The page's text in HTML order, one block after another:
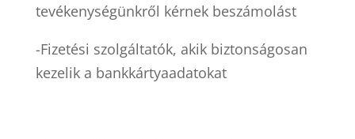
tevékenységünkről kérnek beszámolást
-Fizetési szolgáltatók, akik biztonságosan
kezelik a bankkártyaadatokat